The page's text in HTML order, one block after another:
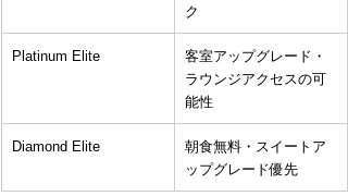
ク
Platinum Elite
客室アップグレード・
ラウンジアクセスの可
能性
Diamond Elite
朝食無料・スイートア
ップグレード優先